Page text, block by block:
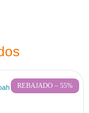
REBAJADO – 55%